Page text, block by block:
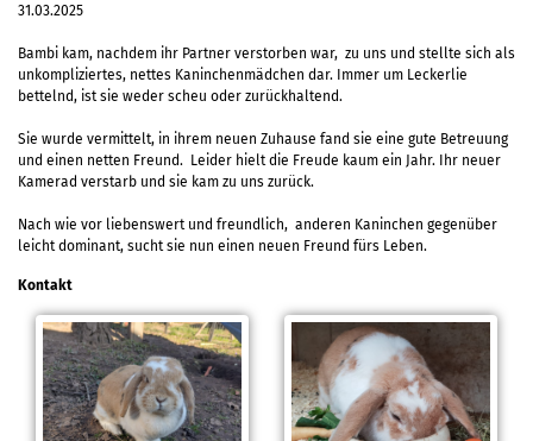
31.03.2025
Bambi kam, nachdem ihr Partner verstorben war, zu uns und stellte sich als
unkompliziertes, nettes Kaninchenmädchen dar. Immer um Leckerlie
bettelnd, ist sie weder scheu oder zurückhaltend.
Sie wurde vermittelt, in ihrem neuen Zuhause fand sie eine gute Betreuung
und einen netten Freund. Leider hielt die Freude kaum ein Jahr. Ihr neuer
Kamerad verstarb und sie kam zu uns zurück.
Nach wie vor liebenswert und freundlich, anderen Kaninchen gegenüber
leicht dominant, sucht sie nun einen neuen Freund fürs Leben.
Kontakt